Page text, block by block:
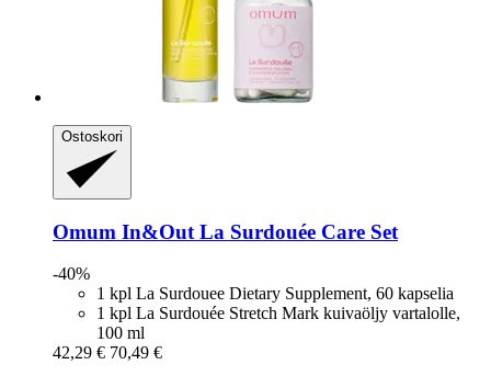
Ostoskori
Omum In&Out La Surdouée Care Set
-40%
1 kpl La Surdouee Dietary Supplement, 60 kapselia
1 kpl La Surdouée Stretch Mark kuivaöljy vartalolle,
100 ml
42,29 € 70,49 €